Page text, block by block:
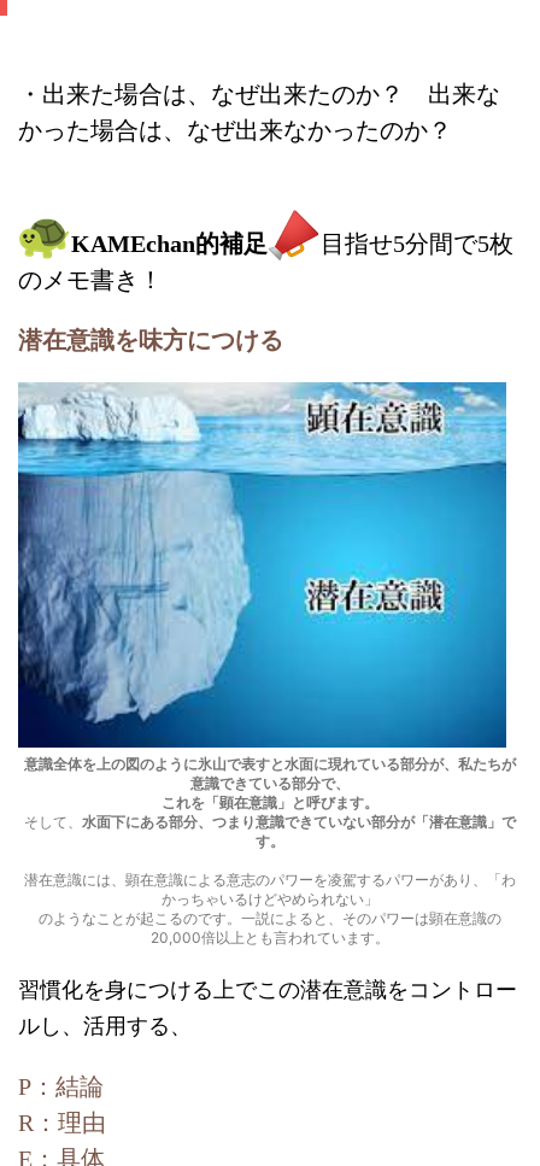
・出来た場合は、なぜ出来たのか？ 出来な
かった場合は、なぜ出来なかったのか？
KAMEchan的補足
目指せ5分間で5枚
のメモ書き！
潜在意識を味方につける
意識全体を上の図のように氷山で表すと水面に現れている部分が、私たちが
意識できている部分で、
これを「顕在意識」と呼びます。
そして、 水面下にある部分、つまり意識できていない部分が「潜在意識」で
す。
潜在意識には、顕在意識による意志のパワーを凌駕するパワーがあり、「わ
かっちゃいるけどやめられない」
のようなことが起こるのです。一説によると、そのパワーは顕在意識の
20,000倍以上とも言われています。
習慣化を身につける上でこの潜在意識をコントロー
ルし、活用する、
P：結論
R：理由
E：具体